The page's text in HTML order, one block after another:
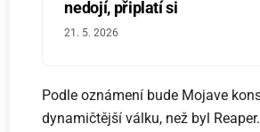
nedojí, připlatí si
21. 5. 2026
Podle oznámení bude Mojave
dynamičtější válku, než byl